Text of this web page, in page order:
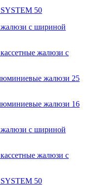
50
с шириной
жалюзи с
жалюзи 25
жалюзи 16
с шириной
жалюзи с
50